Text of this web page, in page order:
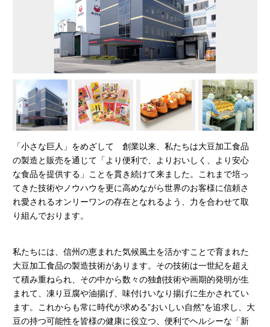
「小さな巨人」をめざして 創業以来、私たちは大豆加工食品
の製造と販売を通じて「より便利で、よりおいしく、より安心
な食品を提供する」ことを貫き続けて来ました。これまで培っ
てきた技術やノウハウを更に高めながら世界のお客様に信頼さ
れ愛されるオンリーワンの存在となれるよう、力を合わせて取
り組んでおります。
私たちには、信州の恵まれた気候風土を活かすことで育まれた
大豆加工食品の製造技術があります。その技術は一世紀を超え
て積み重ねられ、その中から数々の独創技術や画期的発明が生
まれて、凍り豆腐や油揚げ、味付けいなり揚げに生かされてい
ます。これからも常に時代が求める”おいしい自然”を追求し、大
豆の持つ可能性を皆様の健康に役立つ、便利でヘルシーな「新